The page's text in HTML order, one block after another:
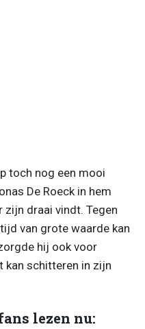
toch nog een mooi
De Roeck in hem
draai vindt. Tegen
van grote waarde kan
hij ook voor
kan schitteren in zijn
lezen nu: